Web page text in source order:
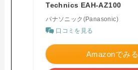
Technics EAH-AZ100
パナソニック(Panasonic)
口コミを見る
Amazonでみる